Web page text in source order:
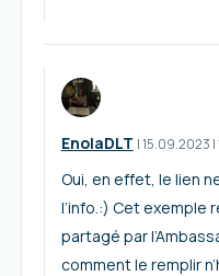
EnolaDLT I15.09.2023 |
Oui, en effet, le lien
l’info.:) Cet exemple
partagé par
comment le remplir